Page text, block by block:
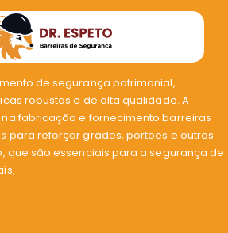
de segurança patrimonial,
robustas e de alta qualidade. A
fabricação e fornecimento barreiras
para reforçar grades, portões e outros
que são essenciais para a segurança de